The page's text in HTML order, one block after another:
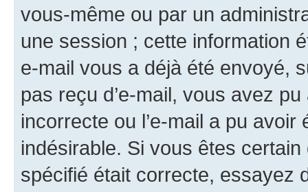
vous-même ou par un
une session ; cette information
e-mail vous a déjà été envoyé,
pas reçu d’e-mail, vous avez
incorrecte ou l’e-mail a pu
indésirable. Si vous êtes
spécifié était correcte, essayez